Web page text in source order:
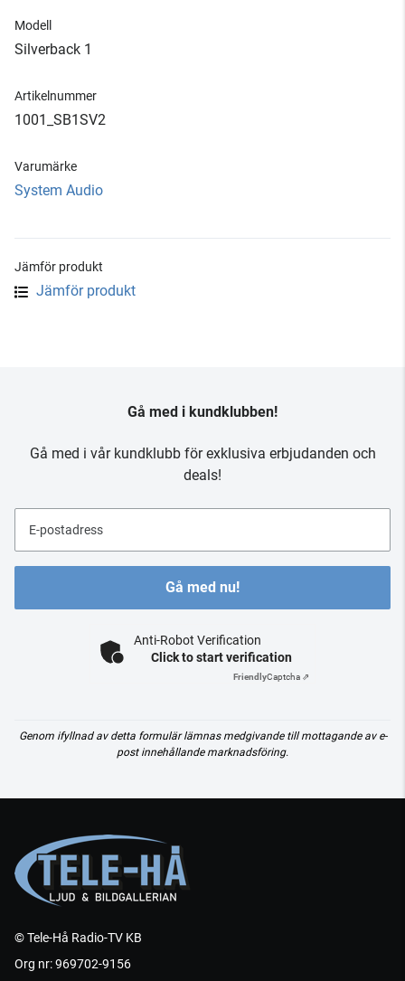
Modell
Silverback 1
Artikelnummer
1001_SB1SV2
Varumärke
System Audio
Jämför produkt
Jämför produkt
Gå med i kundklubben!
Gå med i vår kundklubb för exklusiva erbjudanden och
deals!
E-postadress
Gå med nu!
Anti-Robot Verification
Click to start verification
FriendlyCaptcha ⇗
Genom ifyllnad av detta formulär lämnas medgivande till mottagande av e-
post innehållande marknadsföring.
© Tele-Hå Radio-TV KB
Org nr: 969702-9156